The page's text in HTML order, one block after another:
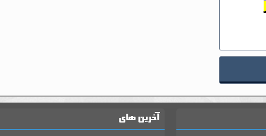
آخرین های